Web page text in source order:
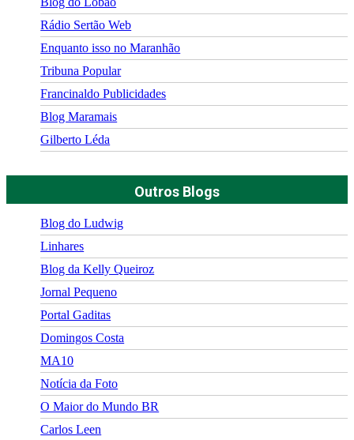
Rádio Sertão Web
Enquanto isso no Maranhão
Tribuna Popular
Francinaldo Publicidades
Blog Maramais
Gilberto Léda
Outros Blogs
Blog do Ludwig
Linhares
Blog da Kelly Queiroz
Jornal Pequeno
Portal Gaditas
Domingos Costa
MA10
Notícia da Foto
O Maior do Mundo BR
Carlos Leen